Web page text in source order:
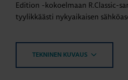
Edition -kokoelmaan R.Classic-
tyylikkäästi nykyaikaisen
TEKNINEN KUVAUS